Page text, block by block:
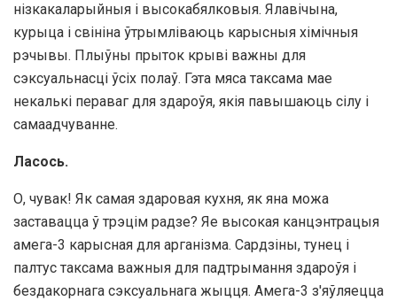
нізкакаларыйныя і высокабялковыя. Ялавічына,
курыца і свініна ўтрымліваюць карысныя хімічныя
рэчывы. Плыўны прыток крыві важны для
сэксуальнасці ўсіх полаў. Гэта мяса таксама мае
некалькі пераваг для здароўя, якія павышаюць сілу і
самаадчуванне.
Ласось.
О, чувак! Як самая здаровая кухня, як яна можа
заставацца ў трэцім радзе? Яе высокая канцэнтрацыя
амега-3 карысная для арганізма. Сардзіны, тунец і
палтус таксама важныя для падтрымання здароўя і
бездакорнага сэксуальнага жыцця. Амега-3 з'яўляецца